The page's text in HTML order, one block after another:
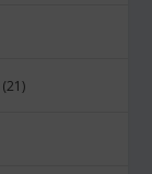
(21)